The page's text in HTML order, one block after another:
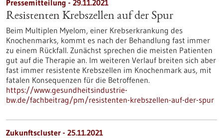
Pressemitteilung - 29.11.2021
Resistenten Krebszellen auf der Spur
Beim Multiplen Myelom, einer Krebserkrankung des
Knochenmarks, kommt es nach der Behandlung fast immer
zu einem Rückfall. Zunächst sprechen die meisten Patienten
gut auf die Therapie an. Im weiteren Verlauf breiten sich aber
fast immer resistente Krebszellen im Knochenmark aus, mit
fatalen Konsequenzen für die Betroffenen.
https://www.gesundheitsindustrie-
bw.de/fachbeitrag/pm/resistenten-krebszellen-auf-der-spur
Zukunftscluster - 25.11.2021